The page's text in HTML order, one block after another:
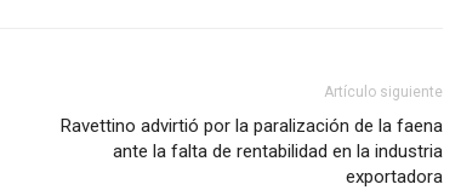
Artículo siguiente
Ravettino advirtió por la paralización de la faena
ante la falta de rentabilidad en la industria
exportadora